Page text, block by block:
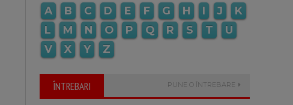
A B C D E F G H I J
K
L
M N O P Q R S T
U
V
X Y Z
ÎNTREBARI PUNE O ÎNTREBARE